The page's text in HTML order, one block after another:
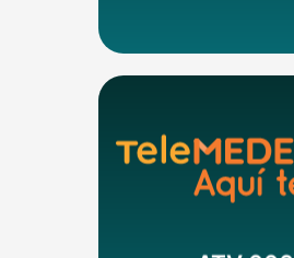
MÁS INFO